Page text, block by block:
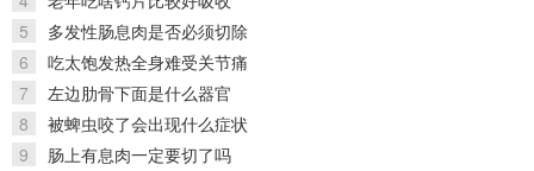
5
多发性肠息肉是否必须切除
6
吃太饱发热全身难受关节痛
7
左边肋骨下面是什么器官
8
被蜱虫咬了会出现什么症状
9
肠上有息肉一定要切了吗